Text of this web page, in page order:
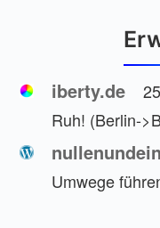
iberty.de
Ruh! (Berlin-
Umwege